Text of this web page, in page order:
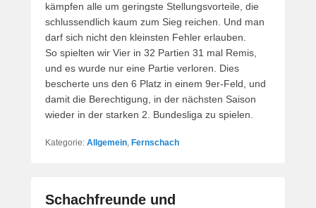
kämpfen alle um geringste Stellungsvorteile, die
schlussendlich kaum zum Sieg reichen. Und man
darf sich nicht den kleinsten Fehler erlauben.
So spielten wir Vier in 32 Partien 31 mal Remis,
und es wurde nur eine Partie verloren. Dies
bescherte uns den 6 Platz in einem 9er-Feld, und
damit die Berechtigung, in der nächsten Saison
wieder in der starken 2. Bundesliga zu spielen.
Kategorie: Allgemein, Fernschach
Schachfreunde und